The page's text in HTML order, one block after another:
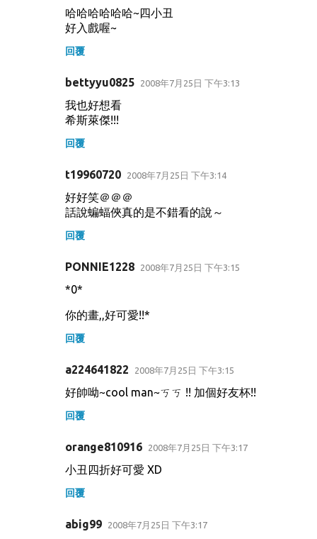
哈哈哈哈哈哈~四小丑
好入戲喔~
回覆
bettyyu0825 2008年7月25日 下午3:13
我也好想看
希斯萊傑!!!
回覆
t19960720 2008年7月25日 下午3:14
好好笑＠＠＠
話說蝙蝠俠真的是不錯看的說～
回覆
PONNIE1228 2008年7月25日 下午3:15
*0*
你的畫,,好可愛!!*
回覆
a224641822 2008年7月25日 下午3:15
好帥呦~cool man~ㄎㄎ !! 加個好友杯!!
回覆
orange810916 2008年7月25日 下午3:17
小丑四折好可愛 XD
回覆
abig99 2008年7月25日 下午3:17